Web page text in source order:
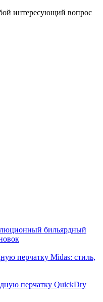
интересующий вопрос
бильярдный
перчатку Midas: стиль,
перчатку QuickDry